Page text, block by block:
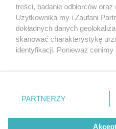
Nie zapomnij
zapoznać się z:
polityką prywatności
Twojemiasto
Piekary Śląskie
Chorzów
Tarnowskie Góry
Gliwice
treści, badanie odbiorców oraz
Użytkownika my i Zaufani
dokładnych danych
skanować charakterystykę
identyfikacji. Ponieważ
prywatności znajdujący się w
. Niektóre rodzaje
zgody użytkownika, ale masz
takiemu przetwarzaniu.
PARTNERZY